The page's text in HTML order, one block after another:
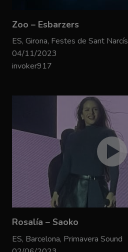
Zoo – Esbarzers
ES, Girona, Festes de Sant Narcís
04/11/2023
invoker917
Rosalía – Saoko
ES, Barcelona, Primavera Sound